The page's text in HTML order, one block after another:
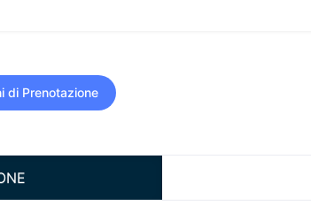
di Prenotazione